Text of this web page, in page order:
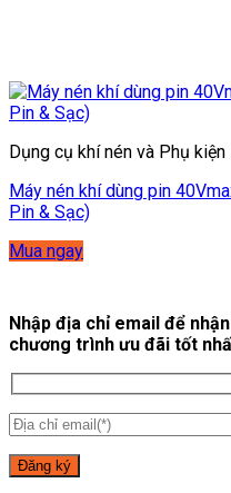
Dụng cụ khí nén và Phụ kiện
Máy nén khí dùng pin
Pin & Sạc)
Mua ngay
Nhập địa chỉ email để
chương trình ưu đãi tốt